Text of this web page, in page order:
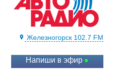
Железногорск 102.7 FM
Напиши в эфир